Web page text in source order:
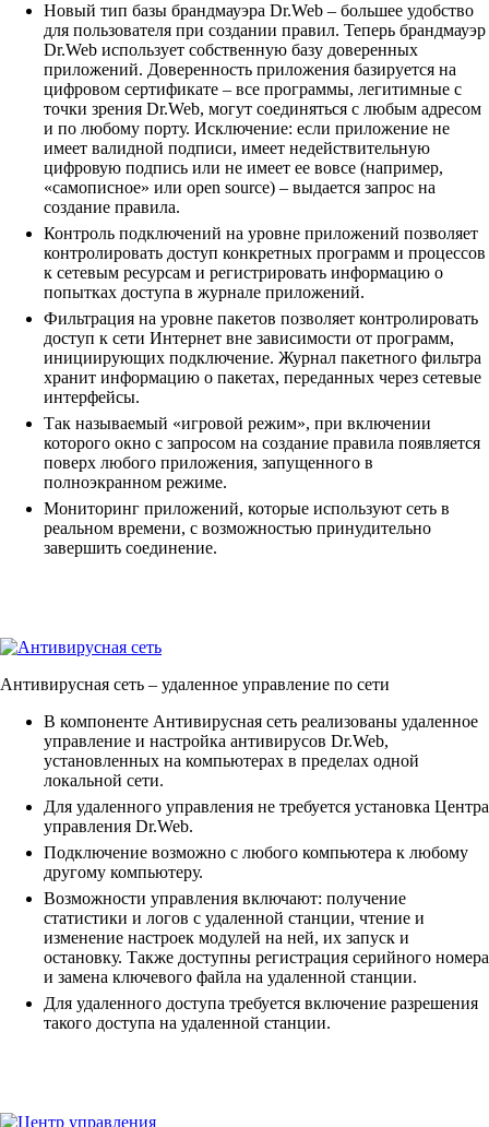
Новый тип базы брандмауэра Dr.Web – большее удобство
для пользователя при создании правил. Теперь брандмауэр
Dr.Web использует собственную базу доверенных
приложений. Доверенность приложения базируется на
цифровом сертификате – все программы, легитимные с
точки зрения Dr.Web, могут соединяться с любым адресом
и по любому порту. Исключение: если приложение не
имеет валидной подписи, имеет недействительную
цифровую подпись или не имеет ее вовсе (например,
«самописное» или open source) – выдается запрос на
создание правила.
Контроль подключений на уровне приложений позволяет
контролировать доступ конкретных программ и процессов
к сетевым ресурсам и регистрировать информацию о
попытках доступа в журнале приложений.
Фильтрация на уровне пакетов позволяет контролировать
доступ к сети Интернет вне зависимости от программ,
инициирующих подключение. Журнал пакетного фильтра
хранит информацию о пакетах, переданных через сетевые
интерфейсы.
Так называемый «игровой режим», при включении
которого окно с запросом на создание правила появляется
поверх любого приложения, запущенного в
полноэкранном режиме.
Мониторинг приложений, которые используют сеть в
реальном времени, с возможностью принудительно
завершить соединение.
Антивирусная сеть – удаленное управление по сети
В компоненте Антивирусная сеть реализованы удаленное
управление и настройка антивирусов Dr.Web,
установленных на компьютерах в пределах одной
локальной сети.
Для удаленного управления не требуется установка Центра
управления Dr.Web.
Подключение возможно с любого компьютера к любому
другому компьютеру.
Возможности управления включают: получение
статистики и логов с удаленной станции, чтение и
изменение настроек модулей на ней, их запуск и
остановку. Также доступны регистрация серийного номера
и замена ключевого файла на удаленной станции.
Для удаленного доступа требуется включение разрешения
такого доступа на удаленной станции.